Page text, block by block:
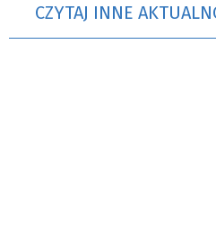
CZYTAJ INNE